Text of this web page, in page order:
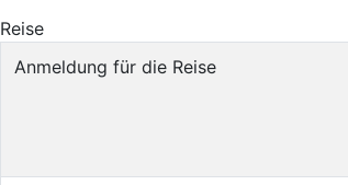
Reise
Anmeldung für die Reise